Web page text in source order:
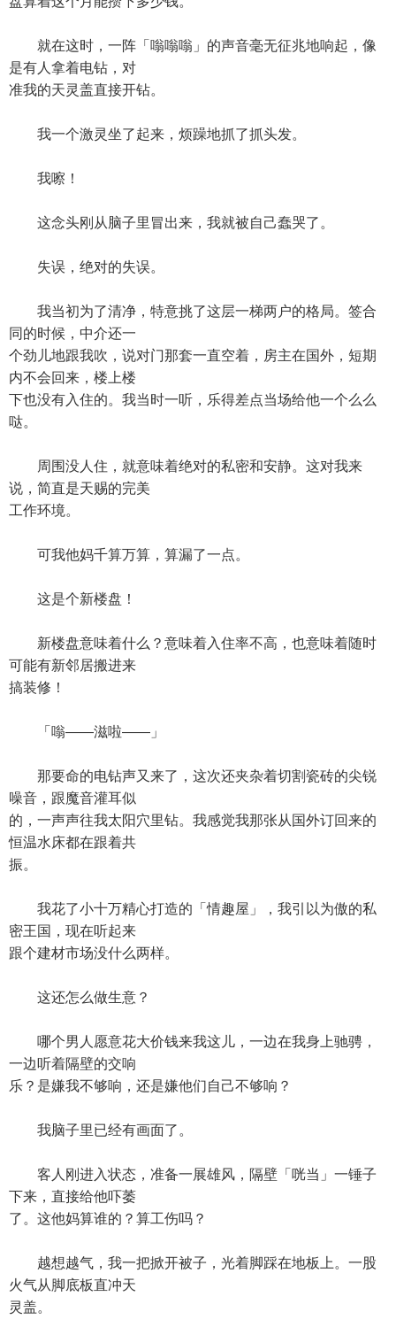
就在这时，一阵「嗡嗡嗡」的声音毫无征兆地响起，像
是有人拿着电钻，对
准我的天灵盖直接开钻。
我一个激灵坐了起来，烦躁地抓了抓头发。
我嚓！
这念头刚从脑子里冒出来，我就被自己蠢哭了。
失误，绝对的失误。
我当初为了清净，特意挑了这层一梯两户的格局。签合
同的时候，中介还一
个劲儿地跟我吹，说对门那套一直空着，房主在国外，短期
内不会回来，楼上楼
下也没有入住的。我当时一听，乐得差点当场给他一个么么
哒。
周围没人住，就意味着绝对的私密和安静。这对我来
说，简直是天赐的完美
工作环境。
可我他妈千算万算，算漏了一点。
这是个新楼盘！
新楼盘意味着什么？意味着入住率不高，也意味着随时
可能有新邻居搬进来
搞装修！
「嗡——滋啦——」
那要命的电钻声又来了，这次还夹杂着切割瓷砖的尖锐
噪音，跟魔音灌耳似
的，一声声往我太阳穴里钻。我感觉我那张从国外订回来的
恒温水床都在跟着共
振。
我花了小十万精心打造的「情趣屋」，我引以为傲的私
密王国，现在听起来
跟个建材市场没什么两样。
这还怎么做生意？
哪个男人愿意花大价钱来我这儿，一边在我身上驰骋，
一边听着隔壁的交响
乐？是嫌我不够响，还是嫌他们自己不够响？
我脑子里已经有画面了。
客人刚进入状态，准备一展雄风，隔壁「咣当」一锤子
下来，直接给他吓萎
了。这他妈算谁的？算工伤吗？
越想越气，我一把掀开被子，光着脚踩在地板上。一股
火气从脚底板直冲天
灵盖。